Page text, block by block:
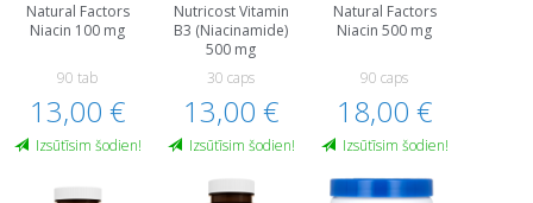
Natural Factors
Niacin 100 mg
90 tab
13,00 €
Izsūtīsim šodien!
Nutricost Vitamin
B3 (Niacinamide)
500 mg
30 caps
13,00 €
Izsūtīsim šodien!
Natural Factors
Niacin 500 mg
90 caps
18,00 €
Izsūtīsim šodien!